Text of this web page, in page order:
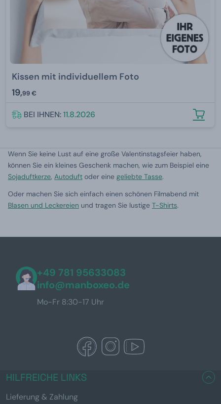
Kissen mit individuellem Foto
19,99 €
BEI IHNEN:11.8.2026
Wenn Sie keine Lust auf eine große Valentinstagsfeier haben,
können Sie ein kleines Geschenk machen, wie zum Beispiel eine
Sojaduftkerze, Autoduft oder eine geliebte Tasse.
Oder machen Sie sich einfach einen schönen Filmabend mit
Blasen und Leckereien und tragen Sie lustige T-Shirts.
+49 781 95633083
info@manboxeo.de
Mo-Fr 8:30-17 Uhr
HILFREICHE LINKS
Lieferung & Zahlung